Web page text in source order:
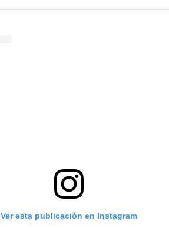
Ver esta publicación en Instagram